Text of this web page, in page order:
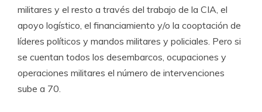
militares y el resto a través del trabajo de la CIA, el
apoyo logístico, el financiamiento y/o la cooptación de
líderes políticos y mandos militares y policiales. Pero si
se cuentan todos los desembarcos, ocupaciones y
operaciones militares el número de intervenciones
sube a 70.